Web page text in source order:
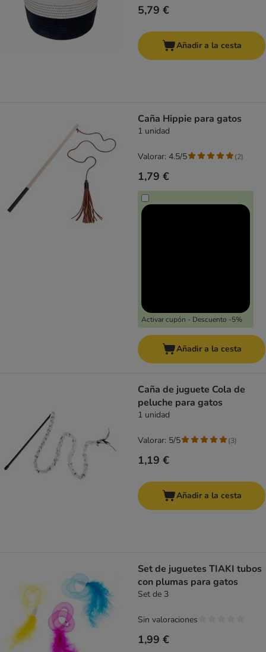
5,79 €
Añadir a la cesta
Caña Hippie para gatos
1 unidad
1,79 €
Activar cupón - Descuento -5%
Valorar: 4.5/5 (2)
Añadir a la cesta
Caña de juguete Cola de
peluche para gatos
1 unidad
1,19 €
Valorar: 5/5 (3)
Añadir a la cesta
Set de juguetes TIAKI tubos
con plumas para gatos
Set de 3
1,99 €
Sin valoraciones